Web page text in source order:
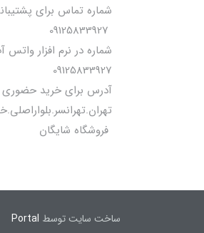
شماره تماس برای
شماره در نرم افزار
09125833927
آدرس برای خرید حضوری
فروشگاه شایگان
ساخت سایت توسط Portal